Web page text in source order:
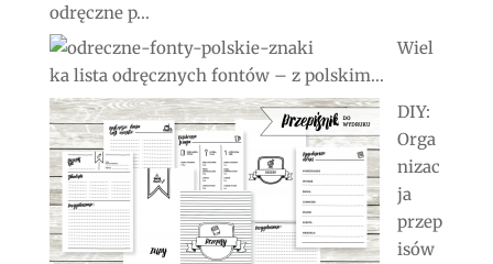
odręczne p...
Wiel
ka lista odręcznych fontów – z polskim...
DIY:
Orga
nizac
ja
przep
isów